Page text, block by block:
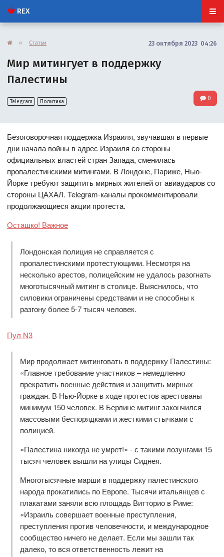
REX
» Статьи 23 октября 2023 04:26
Мир митингует в поддержку
Палестины
Telegram Политика 0
Безоговорочная поддержка Израиля, звучавшая в первые
дни начала войны в адрес Израиля со стороны
официальных властей стран Запада, сменилась
пропалестинскими митингами. В Лондоне, Париже, Нью-
Йорке требуют защитить мирных жителей от авиаударов со
стороны ЦАХАЛ. Telegram-каналы прокомментировали
продолжающиеся акции протеста.
Осташко! Важное
Лондонская полиция не справляется с
пропалестинскими протестующими. Несмотря на
несколько арестов, полицейским не удалось разогнать
многотысячный митинг в столице. Выяснилось, что
силовики ограничены средствами и не способны к
разгону более 5-7 тысяч человек.
Пул N3
Мир продолжает митинговать в поддержку Палестины:
«Главное требование участников – немедленно
прекратить военные действия и защитить мирных
граждан. В Нью-Йорке в ходе протестов арестованы
минимум 150 человек. В Берлине митинг закончился
массовыми беспорядками и жесткими стычками с
полицией.
«Палестина никогда не умрет!» - с такими лозунгами 15
тысяч человек вышли на улицы Сиднея.
Многотысячные марши в поддержку палестинского
народа прокатились по Европе. Тысячи итальянцев с
плакатами заняли всю площадь Витторио в Риме:
«Израиль совершает военные преступления,
преступления против человечности, и международное
сообщество ничего не делает. Если мы зашли так
далеко, то вся ответственность лежит на